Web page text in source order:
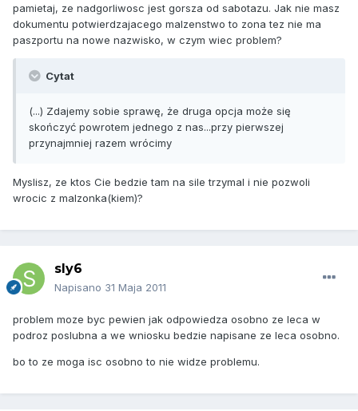
pamietaj, ze nadgorliwosc jest gorsza od sabotazu. Jak nie masz
dokumentu potwierdzajacego malzenstwo to zona tez nie ma
paszportu na nowe nazwisko, w czym wiec problem?
Cytat
(...) Zdajemy sobie sprawę, że druga opcja może się
skończyć powrotem jednego z nas...przy pierwszej
przynajmniej razem wrócimy
Myslisz, ze ktos Cie bedzie tam na sile trzymal i nie pozwoli
wrocic z malzonka(kiem)?
sly6
Napisano 31 Maja 2011
problem moze byc pewien jak odpowiedza osobno ze leca w
podroz poslubna a we wniosku bedzie napisane ze leca osobno.
bo to ze moga isc osobno to nie widze problemu.